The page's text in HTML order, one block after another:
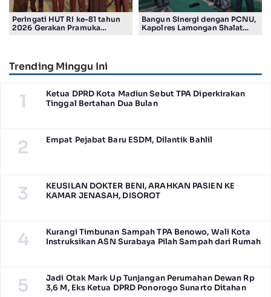
Peringati HUT RI ke-81 tahun
2026 Gerakan Pramuka
Bangun Sinergi dengan PCNU,
Kapolres Lamongan Shalat
Trending Minggu Ini
1
Ketua DPRD Kota Madiun Sebut TPA Diperkirakan
Tinggal Bertahan Dua Bulan
2 Empat Pejabat Baru ESDM, Dilantik Bahlil
3
KEUSILAN DOKTER BENI, ARAHKAN PASIEN KE
KAMAR JENASAH, DISOROT
4
Kurangi Timbunan Sampah TPA Benowo, Wali Kota
Instruksikan ASN Surabaya Pilah Sampah dari Rumah
5
Jadi Otak Mark Up Tunjangan Perumahan Dewan Rp
3,6 M, Eks Ketua DPRD Ponorogo Sunarto Ditahan